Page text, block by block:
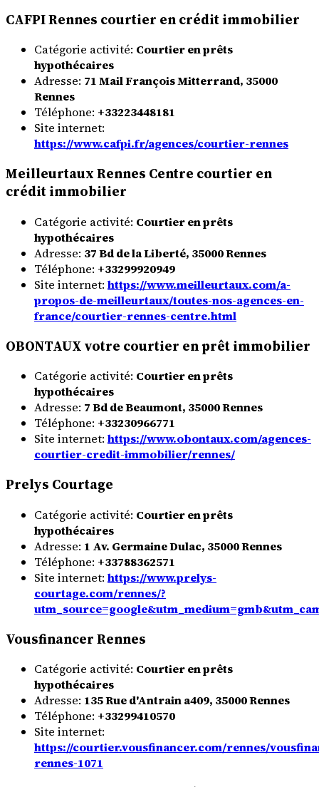
CAFPI Rennes courtier en crédit immobilier
Catégorie activité: Courtier en prêts
hypothécaires
Adresse: 71 Mail François Mitterrand, 35000
Rennes
Téléphone: +33223448181
Site internet:
https://www.cafpi.fr/agences/courtier-rennes
Meilleurtaux Rennes Centre courtier en
crédit immobilier
Catégorie activité: Courtier en prêts
hypothécaires
Adresse: 37 Bd de la Liberté, 35000 Rennes
Téléphone: +33299920949
Site internet: https://www.meilleurtaux.com/a-
propos-de-meilleurtaux/toutes-nos-agences-en-
france/courtier-rennes-centre.html
OBONTAUX votre courtier en prêt immobilier
Catégorie activité: Courtier en prêts
hypothécaires
Adresse: 7 Bd de Beaumont, 35000 Rennes
Téléphone: +33230966771
Site internet: https://www.obontaux.com/agences-
courtier-credit-immobilier/rennes/
Prelys Courtage
Catégorie activité: Courtier en prêts
hypothécaires
Adresse: 1 Av. Germaine Dulac, 35000 Rennes
Téléphone: +33788362571
Site internet: https://www.prelys-
courtage.com/rennes/?
Vousfinancer Rennes
Catégorie activité: Courtier en prêts
hypothécaires
Adresse: 135 Rue d'Antrain a409, 35000 Rennes
Téléphone: +33299410570
Site internet:
https://courtier.vousfinancer.com/rennes/
rennes-1071